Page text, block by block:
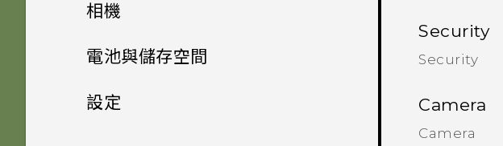
相機
Camera
電池與儲存空間
Storage
設定
Security
Security
Camera
Camera